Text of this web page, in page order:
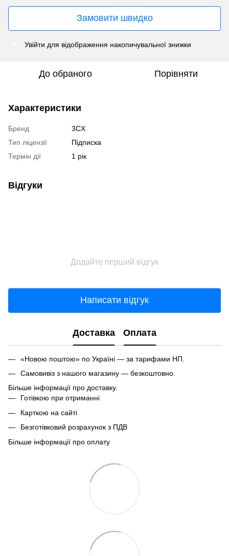
Замовити швидко
Увійти для відображення накопичувальної знижки
До обраного Порівняти
Характеристики
Бренд
3CX
Тип ліцензії
Підписка
Термін дії
1 рік
Відгуки
Додайте перший відгук
Написати відгук
Доставка Оплата
«Новою поштою» по Україні — за тарифами НП.
Самовивіз з нашого магазину — безкоштовно.
Більше інформації про доставку.
Готівкою при отриманні
Карткою на сайті
Безготівковий розрахунок з ПДВ
Більше інформації про оплату